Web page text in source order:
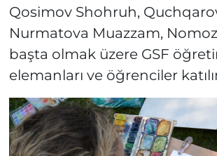
Qosimov Shohruh,
Nurmatova Muazzam,
başta olmak üzere GSF
elemanları ve öğrenciler